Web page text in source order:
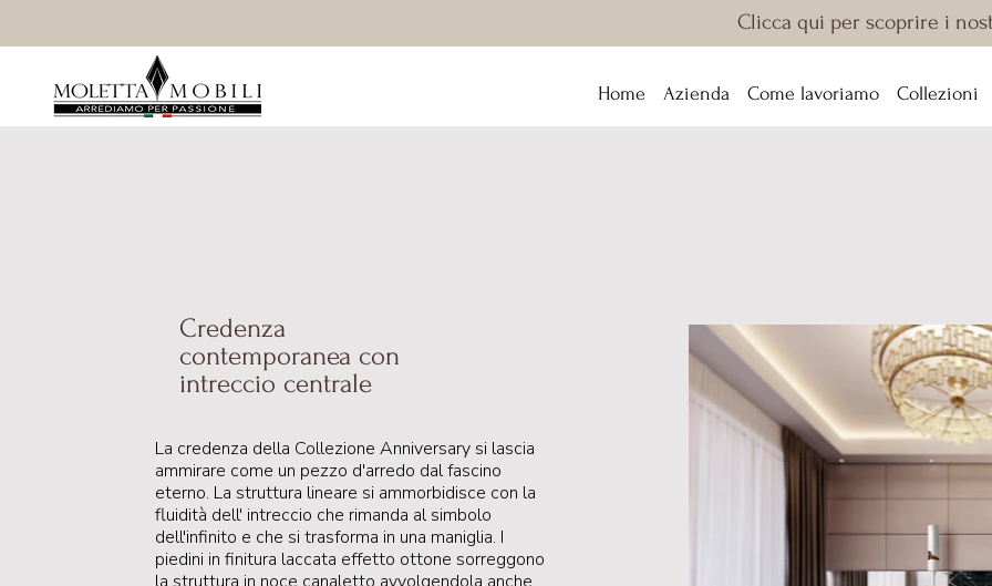
Clicca qui per scoprire i
Home Azienda Come lavoriamo Collezioni
Credenza
contemporanea con
intreccio centrale
La credenza della Collezione Anniversary si lascia
ammirare come un pezzo d'arredo dal fascino
eterno. La struttura lineare si ammorbidisce con la
fluidità dell' intreccio che rimanda al simbolo
dell'infinito e che si trasforma in una maniglia. I
piedini in finitura laccata effetto ottone sorreggono